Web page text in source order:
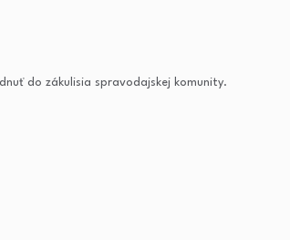
do zákulisia spravodajskej komunity.